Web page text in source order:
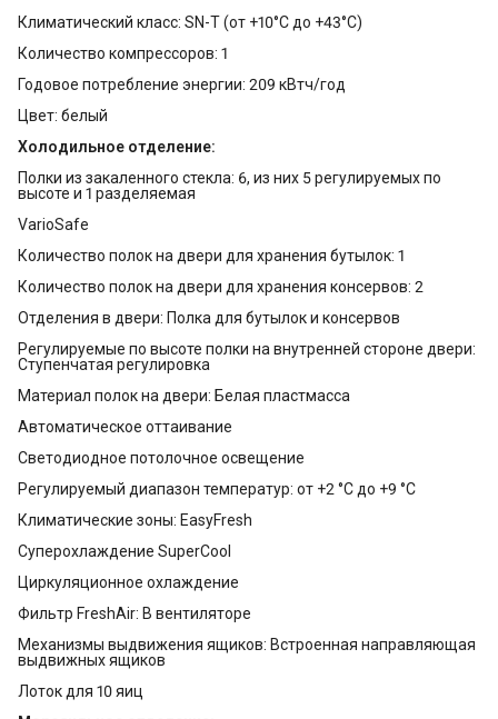
Климатический класс: SN-T (от +10°С до +43°С)
Количество компрессоров: 1
Годовое потребление энергии: 209 кВтч/год
Цвет: белый
Холодильное отделение:
Полки из закаленного стекла: 6, из них 5 регулируемых по
высоте и 1 разделяемая
VarioSafe
Количество полок на двери для хранения бутылок: 1
Количество полок на двери для хранения консервов: 2
Отделения в двери: Полка для бутылок и консервов
Регулируемые по высоте полки на внутренней стороне двери:
Ступенчатая регулировка
Материал полок на двери: Белая пластмасса
Автоматическое оттаивание
Светодиодное потолочное освещение
Регулируемый диапазон температур: от +2 °C до +9 °C
Климатические зоны: EasyFresh
Суперохлаждение SuperCool
Циркуляционное охлаждение
Фильтр FreshAir: В вентиляторе
Механизмы выдвижения ящиков: Встроенная направляющая
выдвижных ящиков
Лоток для 10 яиц